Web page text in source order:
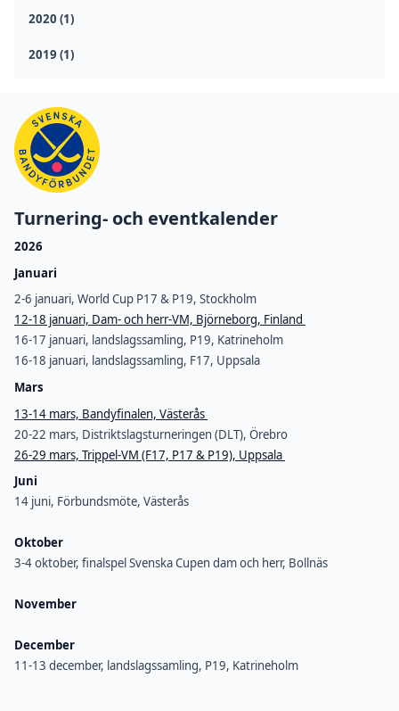
2020 (1)
2019 (1)
Turnering- och eventkalender
2026
Januari
2-6 januari, World Cup P17 & P19, Stockholm
12-18 januari, Dam- och herr-VM, Björneborg, Finland
16-17 januari, landslagssamling, P19, Katrineholm
16-18 januari, landslagssamling, F17, Uppsala
Mars
13-14 mars, Bandyfinalen, Västerås
20-22 mars, Distriktslagsturneringen (DLT), Örebro
26-29 mars, Trippel-VM (F17, P17 & P19), Uppsala
Juni
14 juni, Förbundsmöte, Västerås
Oktober
3-4 oktober, finalspel Svenska Cupen dam och herr, Bollnäs
November
December
11-13 december, landslagssamling, P19, Katrineholm